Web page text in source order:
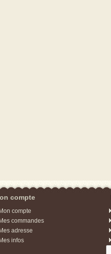
compte
compte
commandes
adresse
infos